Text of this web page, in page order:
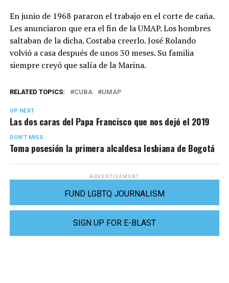
En junio de 1968 pararon el trabajo en el corte de caña.
Les anunciaron que era el fin de la UMAP. Los hombres
saltaban de la dicha. Costaba creerlo. José Rolando
volvió a casa después de unos 30 meses. Su familia
siempre creyó que salía de la Marina.
RELATED TOPICS: CUBA UMAP
UP NEXT
Las dos caras del Papa Francisco que nos dejó el 2019
DON'T MISS
Toma posesión la primera alcaldesa lesbiana de Bogotá
ADVERTISEMENT
FUND LGBTQ JOURNALISM
SIGN UP FOR E-BLAST